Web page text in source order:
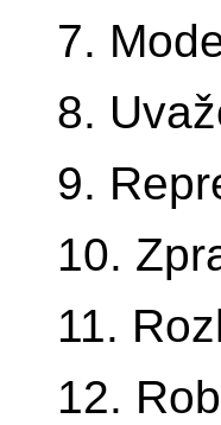
7.
8.
9.
10.
11.
12.